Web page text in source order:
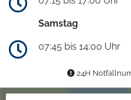
Samstag
07:45 bis 14:00 Uhr
24H